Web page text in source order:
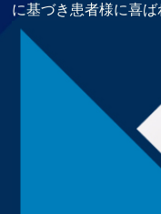
に基づき患者様に喜ば